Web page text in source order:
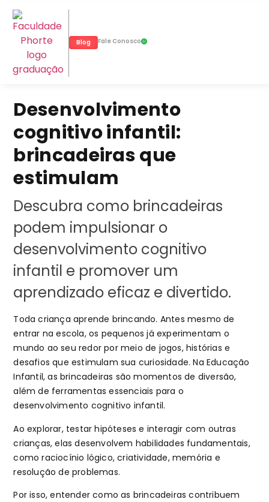
Blog Fale Conosco
Desenvolvimento
cognitivo infantil:
brincadeiras que
estimulam
Descubra como brincadeiras
podem impulsionar o
desenvolvimento cognitivo
infantil e promover um
aprendizado eficaz e divertido.
Toda criança aprende brincando. Antes mesmo de
entrar na escola, os pequenos já experimentam o
mundo ao seu redor por meio de jogos, histórias e
desafios que estimulam sua curiosidade. Na Educação
Infantil, as brincadeiras são momentos de diversão,
além de ferramentas essenciais para o
desenvolvimento cognitivo infantil.
Ao explorar, testar hipóteses e interagir com outras
crianças, elas desenvolvem habilidades fundamentais,
como raciocínio lógico, criatividade, memória e
resolução de problemas.
Por isso, entender como as brincadeiras contribuem